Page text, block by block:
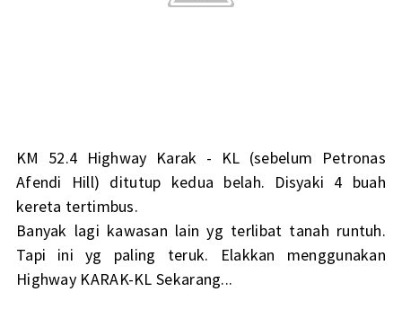
KM 52.4 Highway Karak - KL (sebelum Petronas
Afendi Hill) ditutup kedua belah. Disyaki 4 buah
kereta tertimbus.
Banyak lagi kawasan lain yg terlibat tanah runtuh.
Tapi ini yg paling teruk. Elakkan menggunakan
Highway KARAK-KL Sekarang...